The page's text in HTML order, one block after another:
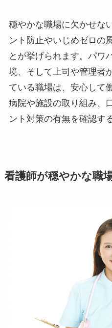
穏やかな職場に欠かせな
ント防止やいじめゼロの
とが挙げられます。パワ
境、そして上司や管理者
ている職場は、安心して
病院や施設の取り組み、
ント対策の有無を確認す
看護師が穏やかな職